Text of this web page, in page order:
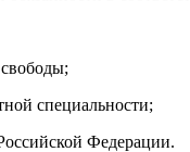
специальности;
Федерации.